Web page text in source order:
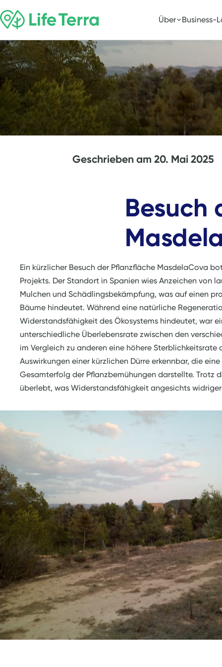
Über Business-
Geschrieben am 20. Mai 2025
Besuch
Ein kürzlicher Besuch der Pflanzfläche MasdelaCova
Projekts. Der Standort in Spanien wies Anzeichen von
Mulchen und Schädlingsbekämpfung, was auf einen
Bäume hindeutet. Während eine natürliche
Widerstandsfähigkeit des Ökosystems hindeutet, war
unterschiedliche Überlebensrate zwischen den
im Vergleich zu anderen eine höhere Sterblichkeitsrate
Auswirkungen einer kürzlichen Dürre erkennbar, die
Gesamterfolg der Pflanzbemühungen darstellte. Trotz
überlebt, was Widerstandsfähigkeit angesichts